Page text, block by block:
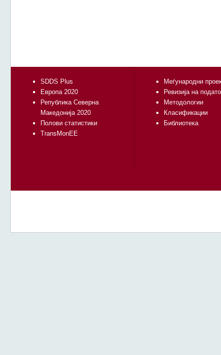
SDDS Plus
Европа 2020
Република Северна
Македонија 2020
Полови статистики
TransMonEE
Меѓународни
Ревизија на
Методологии
Класификации
Библиотека